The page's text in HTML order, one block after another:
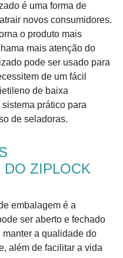
é uma forma de
novos consumidores.
o produto mais
mais atenção do
pode ser usado para
de um fácil
de baixa
prático para
de seladoras.
DO ZIPLOCK
embalagem é a
ser aberto e fechado
a qualidade do
além de facilitar a vida